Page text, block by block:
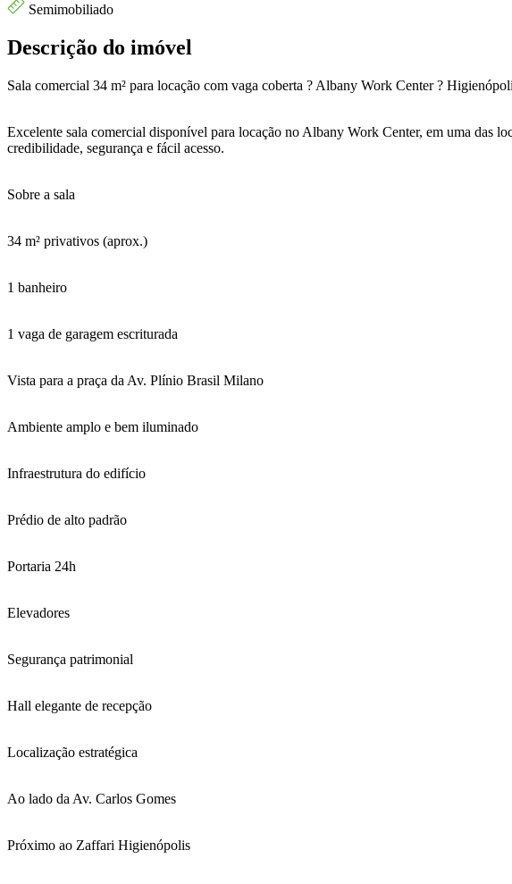
Semimobiliado
Descrição do imóvel
Sala comercial 34 m² para locação com vaga coberta ? Albany Work Center ?
Excelente sala comercial disponível para locação no Albany Work Center, em uma das
credibilidade, segurança e fácil acesso.
Sobre a sala
34 m² privativos (aprox.)
1 banheiro
1 vaga de garagem escriturada
Vista para a praça da Av. Plínio Brasil Milano
Ambiente amplo e bem iluminado
Infraestrutura do edifício
Prédio de alto padrão
Portaria 24h
Elevadores
Segurança patrimonial
Hall elegante de recepção
Localização estratégica
Ao lado da Av. Carlos Gomes
Próximo ao Zaffari Higienópolis